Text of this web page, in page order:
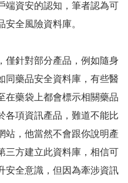
端資安的認知，筆者認為可
安全風險資料庫。
僅針對部分產品，例如隨身
同藥品安全資料庫，有些醫
在藥袋上都會標示相關藥品
各項資訊產品，難道不能比
站，他當然不會跟你說明產
三方建立此資料庫，相信可
安全意識，但因為牽涉資訊